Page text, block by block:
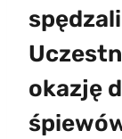
okazję